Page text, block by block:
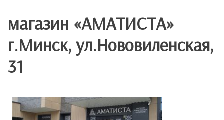
магазин «АМАТИСТА»
г.Минск, ул.Нововиленская,
31